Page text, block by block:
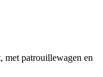
met patrouillewagen en